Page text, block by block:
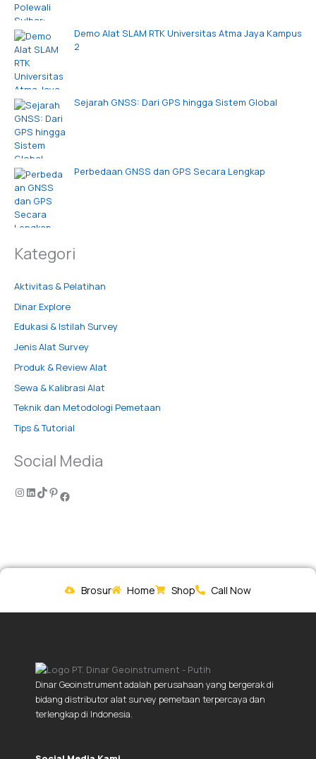
Demo Alat SLAM RTK Universitas Atma Jaya Kampus
2
Sejarah GNSS: Dari GPS hingga Sistem Global
Perbedaan GNSS dan GPS Secara Lengkap
Kategori
Aktivitas & Pelatihan
Dinar Explore
Edukasi & Istilah Survey
Jenis Alat Survey
Produk & Review Alat
Sewa & Kalibrasi Alat
Teknik dan Metodologi Pemetaan
Tips & Tutorial
Social Media
Brosur Home Shop Call Now
Dinar Geoinstrument adalah perusahaan yang bergerak di
bidang distributor alat survey pemetaan terpercaya dan
terlengkap di Indonesia.